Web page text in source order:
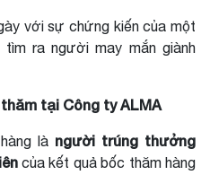
với sự chứng kiến của một
ra người may mắn giành
tại Công ty ALMA
là người trúng thưởng
của kết quả bốc thăm hàng